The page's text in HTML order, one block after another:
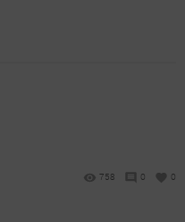
758 0 0